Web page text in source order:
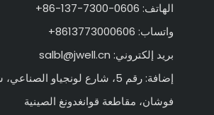
الهاتف: 0606-7300-137-86+
واتساب: 8613773000606+
بريد إلكتروني: salbl@jwell.cn
إضافة: رقم 5، شارع لونجياو
فوشان، مقاطعة قوانغدونغ الصينية